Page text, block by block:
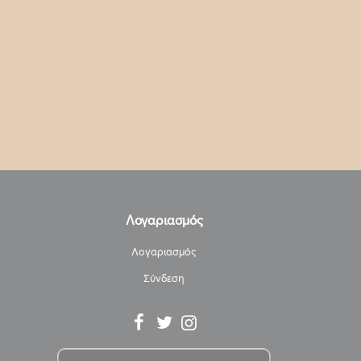
Λογαριασμός
Λογαριασμός
Σύνδεση